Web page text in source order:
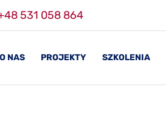
531 058 864
O NAS PROJEKTY SZKOLENIA